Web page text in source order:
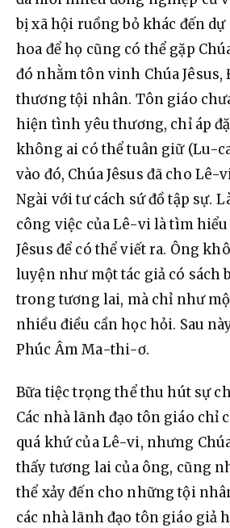
bị xã hội ruồng bỏ khác đến dự
hoa để họ cũng có thể gặp
đó nhằm tôn vinh Chúa Jêsus,
thương tội nhân. Tôn giáo
hiện tình yêu thương, chỉ áp
không ai có thể tuân giữ (Lu-ca
vào đó, Chúa Jêsus đã cho Lê-
Ngài với tư cách sứ đồ tập sự.
công việc của Lê-vi là tìm hiểu
Jêsus để có thể viết ra. Ông
luyện như một tác giả có sách
trong tương lai, mà chỉ như
nhiều điều cần học hỏi. Sau
Phúc Âm Ma-thi-ơ.
Bữa tiệc trọng thể thu hút sự
Các nhà lãnh đạo tôn giáo chỉ
quá khứ của Lê-vi, nhưng
thấy tương lai của ông, cũng
thể xảy đến cho những tội
các nhà lãnh đạo tôn giáo giả